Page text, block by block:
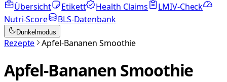
Übersicht
Etikett Health Claims
LMIV-Check
Nutri-Score
BLS-Datenbank
Dunkelmodus
Rezepte Apfel-Bananen Smoothie
Apfel-Bananen Smoothie